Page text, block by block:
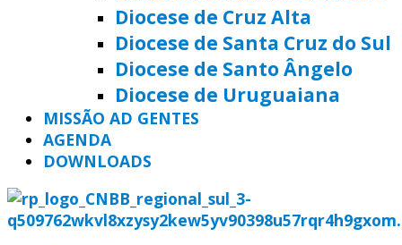
Diocese de Cruz Alta
Diocese de Santa Cruz do Sul
Diocese de Santo Ângelo
Diocese de Uruguaiana
MISSÃO AD GENTES
AGENDA
DOWNLOADS